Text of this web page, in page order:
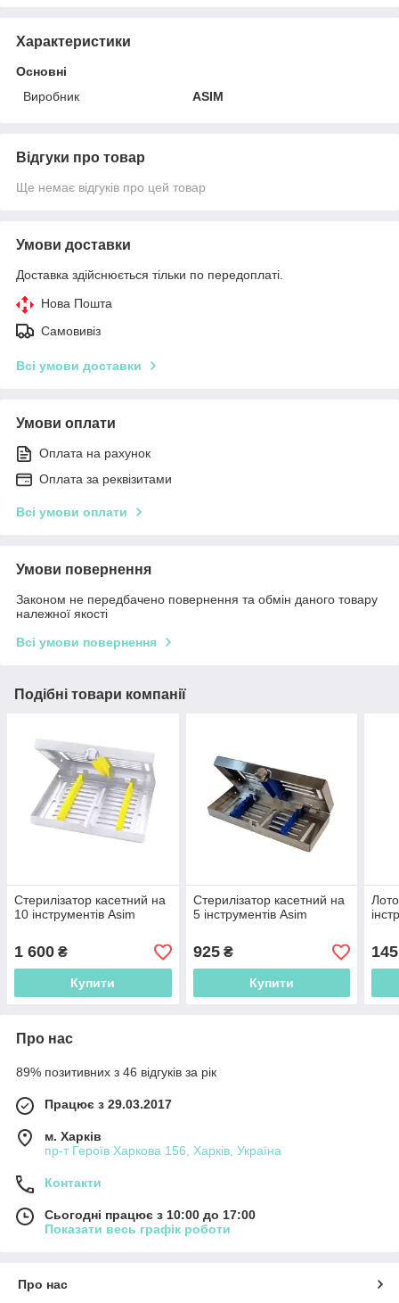
Характеристики
Основні
Виробник
ASIM
Відгуки про товар
Ще немає відгуків про цей товар
Умови доставки
Доставка здійснюється тільки по передоплаті.
Нова Пошта
Самовивіз
Всі умови доставки
Умови оплати
Оплата на рахунок
Оплата за реквізитами
Всі умови оплати
Умови повернення
Законом не передбачено повернення та обмін даного товару
належної якості
Всі умови повернення
Подібні товари компанії
Стерилізатор касетний на
10 інструментів Asim
1 600 ₴
Купити
Стерилізатор касетний на
5 інструментів Asim
925₴
Купити
145
Про нас
89% позитивних з 46 відгуків за рік
Працює з 29.03.2017
м. Харків
пр-т Героїв Харкова 156, Харків, Україна
Контакти
Сьогодні працює з 10:00 до 17:00
Показати весь графік роботи
Про нас